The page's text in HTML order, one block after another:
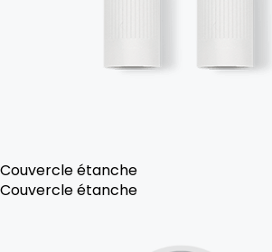
Couvercle étanche
Couvercle étanche